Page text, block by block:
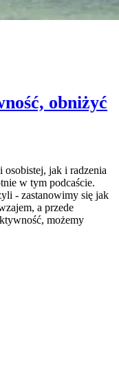
obniżyć
osobistej, jak i radzenia
w tym podcaście.
- zastanowimy się jak
a przede
możemy